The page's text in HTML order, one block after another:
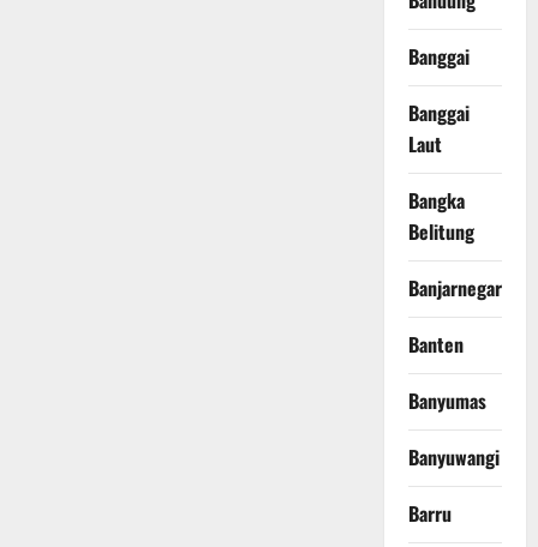
Banggai
Banggai
Laut
Bangka
Belitung
Banjarnegara
Banten
Banyumas
Banyuwangi
Barru